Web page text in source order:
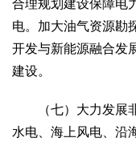
合理规划建设保障电
电。加大油气资源勘
开发与新能源融合发
建设。
（七）大力发展非
水电、海上风电、沿